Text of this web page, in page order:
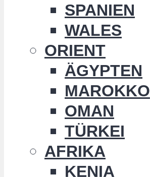
SPANIEN
WALES
ORIENT
ÄGYPTEN
MAROKKO
OMAN
TÜRKEI
AFRIKA
KENIA